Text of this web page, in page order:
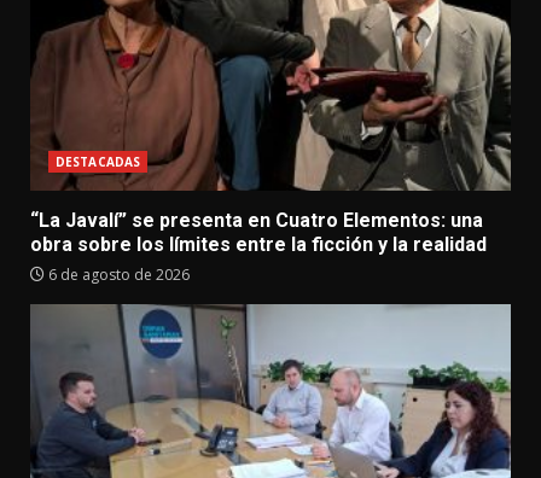
DESTACADAS
“La Javalí” se presenta en Cuatro Elementos: una
obra sobre los límites entre la ficción y la realidad
6 de agosto de 2026